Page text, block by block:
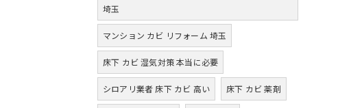
埼玉
マンション カビ リフォーム 埼玉
床下 カビ 湿気対策 本当に必要
シロアリ業者 床下 カビ 高い 床下 カビ 薬剤